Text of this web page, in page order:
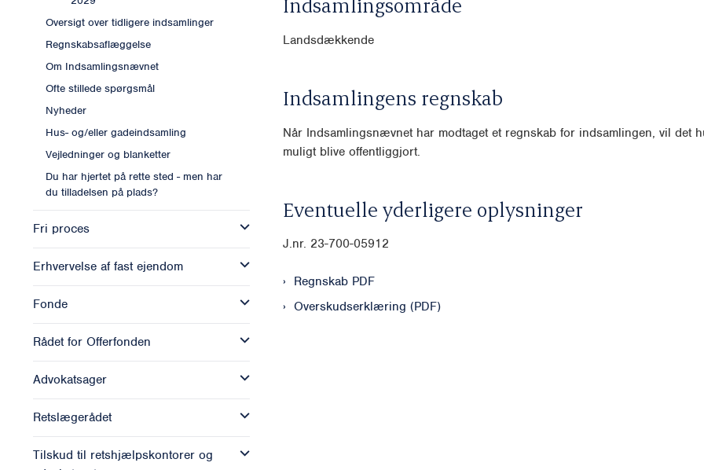
Oversigt over tidligere indsamlinger
Regnskabsaflæggelse
Om Indsamlingsnævnet
Ofte stillede spørgsmål
Nyheder
Hus- og/eller gadeindsamling
Vejledninger og blanketter
Du har hjertet på rette sted - men har
du tilladelsen på plads?
Fri proces
Erhvervelse af fast ejendom
Fonde
Rådet for Offerfonden
Advokatsager
Retslægerådet
Tilskud til retshjælpskontorer og
Landsdækkende
Indsamlingens regnskab
Når Indsamlingsnævnet har modtaget et regnskab for indsamlingen, vil det
muligt blive offentliggjort.
Eventuelle yderligere oplysninger
J.nr. 23-700-05912
Regnskab PDF
Overskudserklæring (PDF)